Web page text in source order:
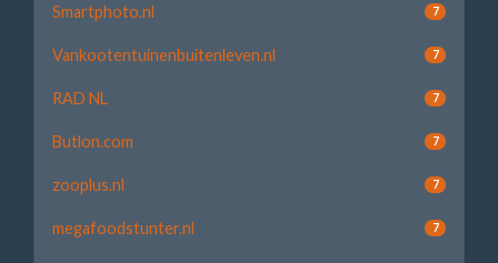
Smartphoto.nl 7
Vankootentuinenbuitenleven.nl 7
RAD NL 7
Butlon.com 7
zooplus.nl 7
megafoodstunter.nl 7